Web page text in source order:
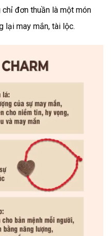
chỉ đơn thuần là một món
lại may mắn, tài lộc.